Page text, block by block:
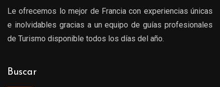
Le ofrecemos lo mejor de Francia con experiencias únicas
e inolvidables gracias a un equipo de guías profesionales
de Turismo disponible todos los días del año.
Buscar